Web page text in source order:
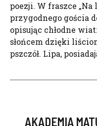
poezji. W fraszce „Na
przygodnego gościa
opisując chłodne
słońcem dzięki
pszczół. Lipa,
AKADEMIA